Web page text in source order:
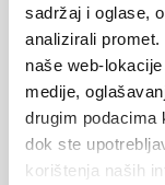
sadržaj i oglase,
analizirali
naše web-
medije,
drugim podacima
dok ste
korištenja naših
Vaše data budou
mailovém serveru.